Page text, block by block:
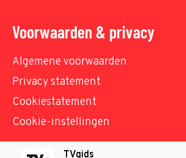
Voorwaarden & privacy
Algemene voorwaarden
Privacy statement
Cookiestatement
Cookie-instellingen
TVgids